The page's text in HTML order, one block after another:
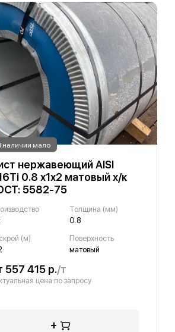
наличии мало
нержавеющий AISI
0.8 х1х2 матовый х/к
5582-75
Толщина (мм)
0.8
(м)
Поверхность
матовый
557 415 р./т
цена по запросу
+